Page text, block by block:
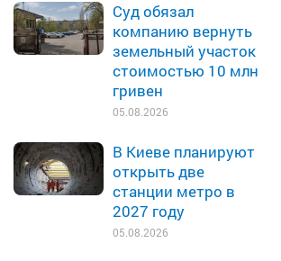
Суд обязал
компанию вернуть
земельный участок
стоимостью 10 млн
гривен
05.08.2026
В Киеве планируют
открыть две
станции метро в
2027 году
05.08.2026